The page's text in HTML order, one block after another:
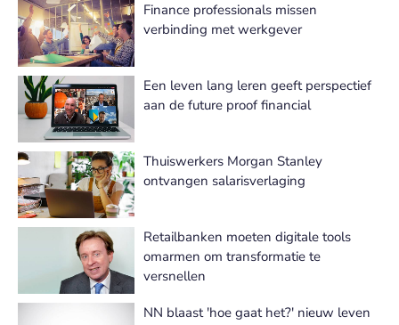
Finance professionals missen
verbinding met werkgever
Een leven lang leren geeft perspectief
aan de future proof financial
Thuiswerkers Morgan Stanley
ontvangen salarisverlaging
Retailbanken moeten digitale tools
omarmen om transformatie te
versnellen
NN blaast 'hoe gaat het?' nieuw leven